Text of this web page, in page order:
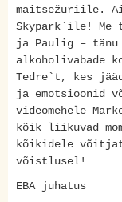
maitsežüriile.
Skypark`ile! Me
ja Paulig – tänu
alkoholivabade
Tedre`t, kes
ja emotsioonid
videomehele
kõik liikuvad
kõikidele
võistlusel!
EBA juhatus